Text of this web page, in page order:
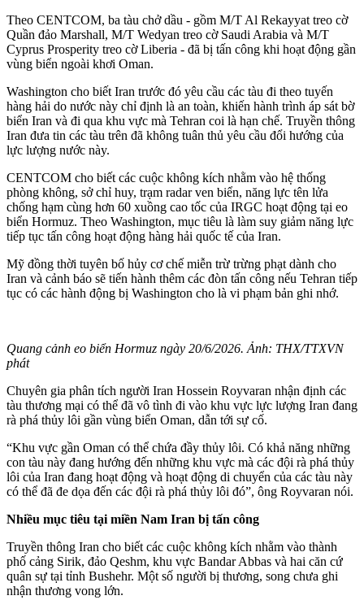
Theo CENTCOM, ba tàu chở dầu - gồm M/T Al Rekayyat treo cờ
Quần đảo Marshall, M/T Wedyan treo cờ Saudi Arabia và M/T
Cyprus Prosperity treo cờ Liberia - đã bị tấn công khi hoạt động gần
vùng biển ngoài khơi Oman.
Washington cho biết Iran trước đó yêu cầu các tàu đi theo tuyến
hàng hải do nước này chỉ định là an toàn, khiến hành trình áp sát bờ
biển Iran và đi qua khu vực mà Tehran coi là hạn chế. Truyền thông
Iran đưa tin các tàu trên đã không tuân thủ yêu cầu đổi hướng của
lực lượng nước này.
CENTCOM cho biết các cuộc không kích nhằm vào hệ thống
phòng không, sở chỉ huy, trạm radar ven biển, năng lực tên lửa
chống hạm cùng hơn 60 xuồng cao tốc của IRGC hoạt động tại eo
biển Hormuz. Theo Washington, mục tiêu là làm suy giảm năng lực
tiếp tục tấn công hoạt động hàng hải quốc tế của Iran.
Mỹ đồng thời tuyên bố hủy cơ chế miễn trừ trừng phạt dành cho
Iran và cảnh báo sẽ tiến hành thêm các đòn tấn công nếu Tehran tiếp
tục có các hành động bị Washington cho là vi phạm bản ghi nhớ.
Quang cảnh eo biển Hormuz ngày 20/6/2026. Ảnh: THX/TTXVN
phát
Chuyên gia phân tích người Iran Hossein Royvaran nhận định các
tàu thương mại có thể đã vô tình đi vào khu vực lực lượng Iran đang
rà phá thủy lôi gần vùng biển Oman, dẫn tới sự cố.
“Khu vực gần Oman có thể chứa đầy thủy lôi. Có khả năng những
con tàu này đang hướng đến những khu vực mà các đội rà phá thủy
lôi của Iran đang hoạt động và hoạt động di chuyển của các tàu này
có thể đã đe dọa đến các đội rà phá thủy lôi đó”, ông Royvaran nói.
Nhiều mục tiêu tại miền Nam Iran bị tấn công
Truyền thông Iran cho biết các cuộc không kích nhằm vào thành
phố cảng Sirik, đảo Qeshm, khu vực Bandar Abbas và hai căn cứ
quân sự tại tỉnh Bushehr. Một số người bị thương, song chưa ghi
nhận thương vong lớn.